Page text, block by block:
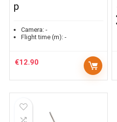
p
Camera: -
Flight time (m): -
€12.90